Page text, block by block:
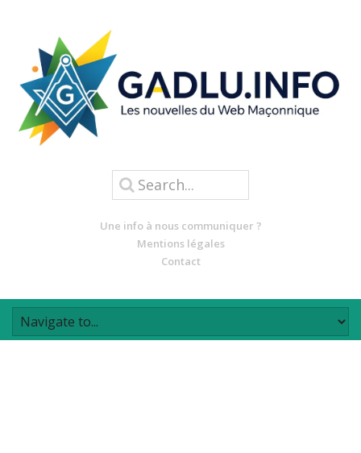
Une info à nous communiquer ?
Mentions légales
Contact